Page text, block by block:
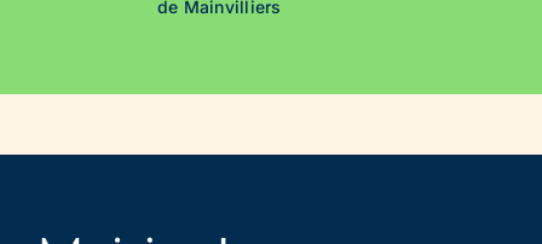
de Mainvilliers